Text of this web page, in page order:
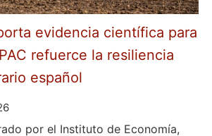
evidencia científica para
refuerce la resiliencia
español
por el Instituto de Economía,